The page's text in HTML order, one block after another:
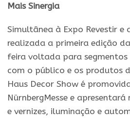
Mais Sinergia
Simultânea à Expo Revestir e
realizada a primeira edição
feira voltada para segmentos
com o público e os produtos
Haus Decor Show é
NürnbergMesse e
e vernizes, iluminação e